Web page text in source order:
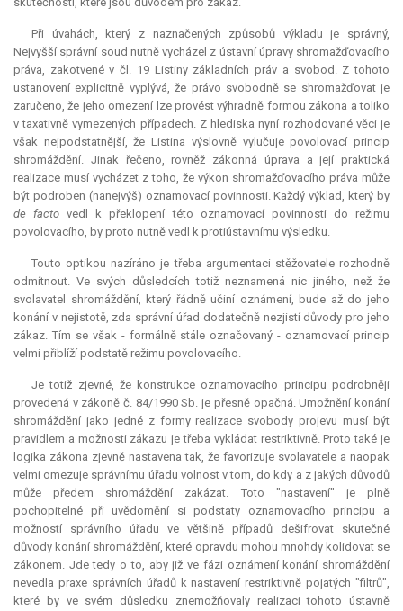
Při úvahách, který z naznačených způsobů výkladu je správný,
Nejvyšší správní soud nutně vycházel z ústavní úpravy shromažďovacího
práva, zakotvené v čl. 19 Listiny základních práv a svobod. Z tohoto
ustanovení explicitně vyplývá, že právo svobodně se shromažďovat je
zaručeno, že jeho omezení lze provést výhradně formou zákona a toliko
v taxativně vymezených případech. Z hlediska nyní rozhodované věci je
však nejpodstatnější, že Listina výslovně vylučuje povolovací princip
shromáždění. Jinak řečeno, rovněž zákonná úprava a její praktická
realizace musí vycházet z toho, že výkon shromažďovacího práva může
být podroben (nanejvýš) oznamovací povinnosti. Každý výklad, který by
de facto vedl k překlopení této oznamovací povinnosti do režimu
povolovacího, by proto nutně vedl k protiústavnímu výsledku.
Touto optikou nazíráno je třeba argumentaci stěžovatele rozhodně
odmítnout. Ve svých důsledcích totiž neznamená nic jiného, než že
svolavatel shromáždění, který řádně učiní oznámení, bude až do jeho
konání v nejistotě, zda správní úřad dodatečně nezjistí důvody pro jeho
zákaz. Tím se však - formálně stále označovaný - oznamovací princip
velmi přiblíží podstatě režimu povolovacího.
Je totiž zjevné, že konstrukce oznamovacího principu podrobněji
provedená v zákoně č. 84/1990 Sb. je přesně opačná. Umožnění konání
shromáždění jako jedné z formy realizace svobody projevu musí být
pravidlem a možnosti zákazu je třeba vykládat restriktivně. Proto také je
logika zákona zjevně nastavena tak, že favorizuje svolavatele a naopak
velmi omezuje správnímu úřadu volnost v tom, do kdy a z jakých důvodů
může předem shromáždění zakázat. Toto "nastavení" je plně
pochopitelné při uvědomění si podstaty oznamovacího principu a
možností správního úřadu ve většině případů dešifrovat skutečné
důvody konání shromáždění, které opravdu mohou mnohdy kolidovatse
zákonem. Jde tedy o to, aby již ve fázi oznámení konání shromáždění
nevedla praxe správních úřadů k nastavení restriktivně pojatých "filtrů",
které by ve svém důsledku znemožňovaly realizaci tohoto ústavně